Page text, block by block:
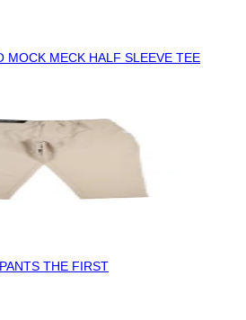
MOCK MECK HALF SLEEVE TEE
THE FIRST